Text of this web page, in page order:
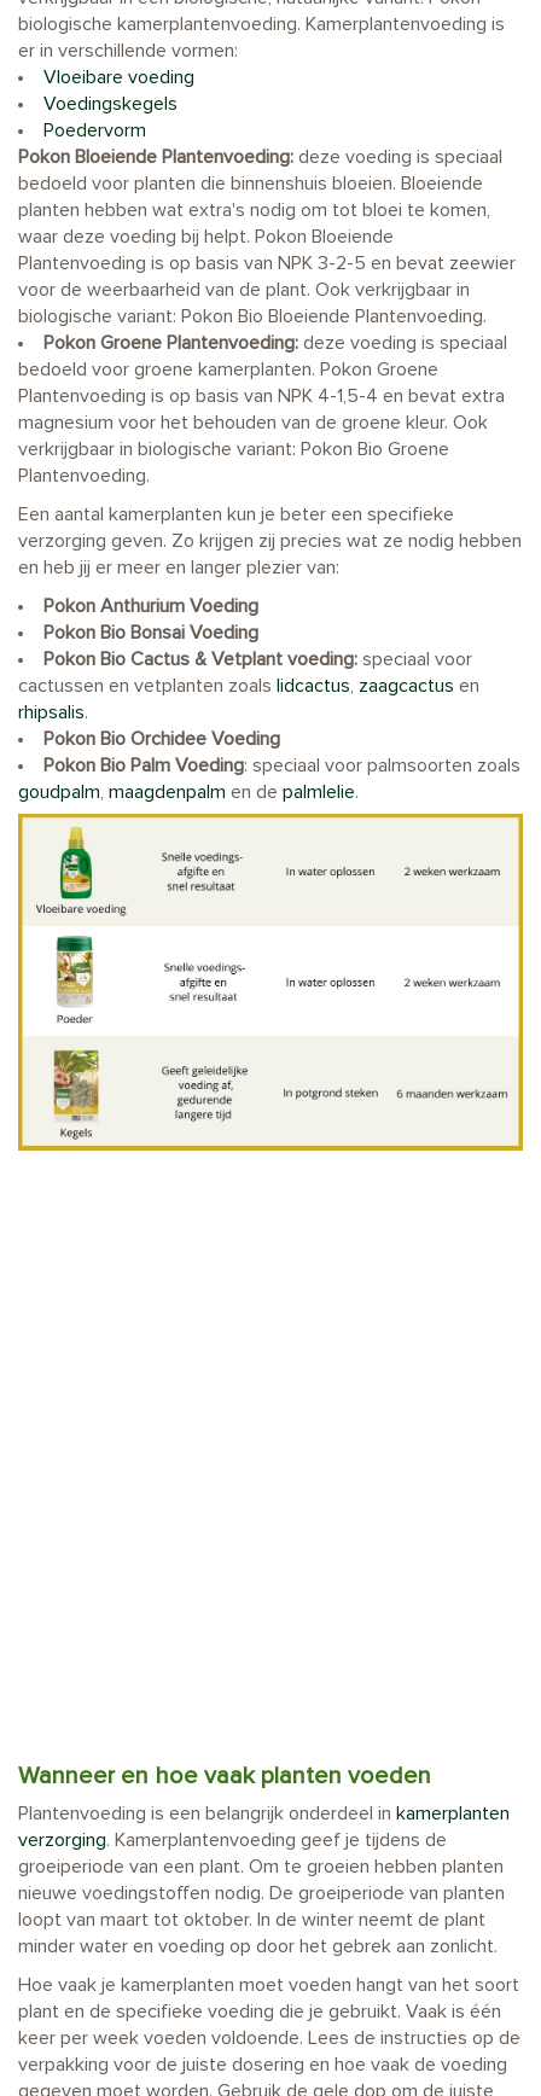
biologische kamerplantenvoeding. Kamerplantenvoeding is
er in verschillende vormen:
Vloeibare voeding
Voedingskegels
Poedervorm
Pokon Bloeiende Plantenvoeding: deze voeding is speciaal
bedoeld voor planten die binnenshuis bloeien. Bloeiende
planten hebben wat extra's nodig om tot bloei te komen,
waar deze voeding bij helpt. Pokon Bloeiende
Plantenvoeding is op basis van NPK 3-2-5 en bevat zeewier
voor de weerbaarheid van de plant. Ook verkrijgbaar in
biologische variant: Pokon Bio Bloeiende Plantenvoeding.
Pokon Groene Plantenvoeding: deze voeding is speciaal
bedoeld voor groene kamerplanten. Pokon Groene
Plantenvoeding is op basis van NPK 4-1,5-4 en bevat extra
magnesium voor het behouden van de groene kleur. Ook
verkrijgbaar in biologische variant: Pokon Bio Groene
Plantenvoeding.
Een aantal kamerplanten kun je beter een specifieke
verzorging geven. Zo krijgen zij precies wat ze nodig hebben
en heb jij er meer en langer plezier van:
Pokon Anthurium Voeding
Pokon Bio Bonsai Voeding
Pokon Bio Cactus & Vetplant voeding: speciaal voor
cactussen en vetplanten zoals lidcactus zaagcactus en
rhipsalis.
Pokon Bio Orchidee Voeding
Pokon Bio Palm Voeding: speciaal voor palmsoorten zoals
goudpalm maagdenpalm en de palmlelie.
Wanneer en hoe vaak planten voeden
Plantenvoeding is een belangrijk onderdeel in kamerplanten
verzorging. Kamerplantenvoeding geef je tijdens de
groeiperiode van een plant. Om te groeien hebben planten
nieuwe voedingstoffen nodig. De groeiperiode van planten
loopt van maart tot oktober. In de winter neemt de plant
minder water en voeding op door het gebrek aan zonlicht.
Hoe vaak je kamerplanten moet voeden hangt van het soort
plant en de specifieke voeding die je gebruikt. Vaak is één
keer per week voeden voldoende. Lees de instructies op de
verpakking voor de juiste dosering en hoe vaak de voeding
gegeven moet worden. Gebruik de gele dop om de juiste